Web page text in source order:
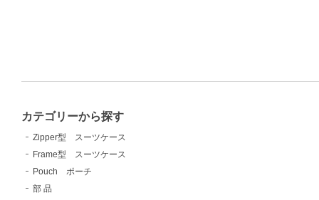
カテゴリーから探す
Zipper型 スーツケース
Frame型 スーツケース
Pouch ポーチ
部 品